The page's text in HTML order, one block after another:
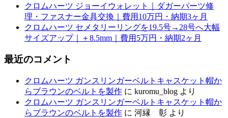
クロムハーツ ジョーイウォレット｜ダガーパーツ修
理・ファスナー金具交換｜費用10万円・納期3ヶ月
クロムハーツ セメタリーリングを19.5号→28号へ大幅
サイズアップ｜＋8.5mm｜費用5万円・納期2ヶ月
最近のコメント
クロムハーツ ガンスリンガーベルトキャスケット帽か
らブラウンのベルトを製作 に kuromu_blog より
クロムハーツ ガンスリンガーベルトキャスケット帽か
らブラウンのベルトを製作 に 河縁 彰 より